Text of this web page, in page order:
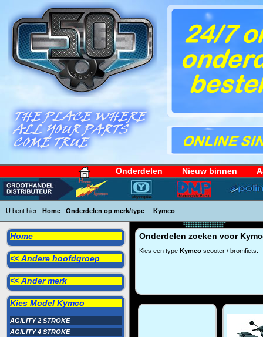
Onderdelen Nieuw binnen
U bent hier : Home : Onderdelen op merk/type : : Kymco
Home
<< Andere hoofdgroep
<< Ander merk
Kies Model Kymco
AGILITY 2 STROKE
AGILITY 4 STROKE
Onderdelen zoeken voor
Kies een type Kymco scooter / bromfiets: